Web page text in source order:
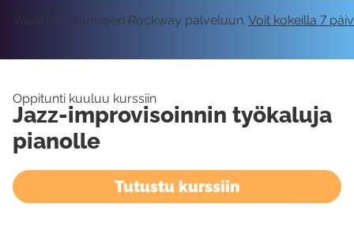
Vaatii kirjautumisen Rockway palveluun. Voit kokeilla 7
Oppitunti kuuluu kurssiin
Jazz-improvisoinnin työkaluja
pianolle
Tutustu kurssiin